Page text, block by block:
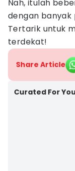
Nah, itulah
dengan banyak
Tertarik untuk
terdekat!
Share Article
Curated For You